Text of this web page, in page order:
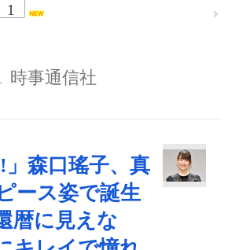
1
時事通信社
」森口瑤子、真
ース姿で誕生
暦に見えな